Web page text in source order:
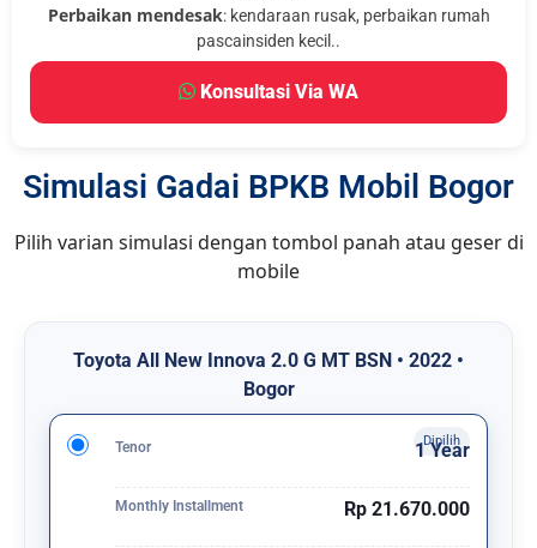
Perbaikan mendesak: kendaraan rusak, perbaikan rumah
pascainsiden kecil..
Konsultasi Via WA
Simulasi Gadai BPKB Mobil Bogor
Pilih varian simulasi dengan tombol panah atau geser di
mobile
Toyota All New Innova 2.0 G MT BSN • 2022 •
Bogor
Tenor 1 Year
Monthly Installment Rp 21.670.000